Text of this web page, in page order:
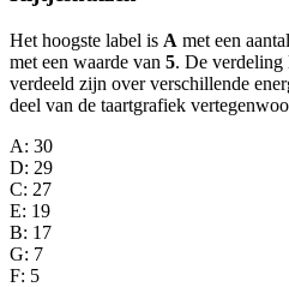
Het hoogste label is A met een
met een waarde van 5. De verdeling
verdeeld zijn over verschillende
deel van de taartgrafiek
A: 30
D: 29
C: 27
E: 19
B: 17
G: 7
F: 5